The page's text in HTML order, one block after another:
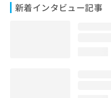
新着インタビュー記事